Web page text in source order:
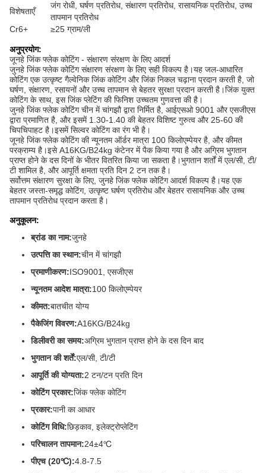
विशेषताएँ
जंग रोधी, घर्षण प्रतिरोध, संक्षारण प्रतिरोध, रासायनिक प्रतिरोध, उच्च
तापमान प्रतिरोध
Cr6+
≥25 ग्राम/ली
अनुप्रयोग:
जूनहे जिंक फ्लेक कोटिंग - संक्षारण संरक्षण के लिए आदर्श
जुनहे जिंक फ्लेक कोटिंग संक्षारण संरक्षण के लिए सही विकल्प है।यह जल-आधारित
कोटिंग एक उत्कृष्ट गैल्वेनिक जिंक कोटिंग और जिंक निकल चढ़ाना प्रदान करती है, जो
घर्षण, संक्षारण, रसायनों और उच्च तापमान से बेहतर सुरक्षा प्रदान करती है।जिंक युक्त
कोटिंग के साथ, इस जिंक प्लेटिंग की फिनिश उच्चतम गुणवत्ता की है।
जुनहे जिंक फ्लेक कोटिंग चीन में चांगझौ द्वारा निर्मित है, आईएसओ 9001 और एसजीएस
द्वारा प्रमाणित है, और इसमें 1.30-1.40 की बेहतर विशिष्ट गुरुत्व और 25-60 की
चिपचिपाहट है।इसमें सिल्वर कोटिंग का रंग भी है।
जूनहे जिंक फ्लेक कोटिंग की न्यूनतम ऑर्डर मात्रा 100 किलोएम्पेयर है, और कीमत
परक्राम्य है।इसे A16KG/B24kg कंटेनर में पैक किया गया है और अग्रिम भुगतान
प्राप्त होने के दस दिनों के भीतर वितरित किया जा सकता है।भुगतान शर्तों में एल/सी, टी/
टी शामिल है, और आपूर्ति क्षमता प्रति दिन 2 टन तक है।
सर्वोत्तम संक्षारण सुरक्षा के लिए, जुनहे जिंक फ्लेक कोटिंग आदर्श विकल्प है।यह एक
बेहतर जस्ता-समृद्ध कोटिंग, उत्कृष्ट घर्षण प्रतिरोध और बेहतर रासायनिक और उच्च
तापमान प्रतिरोध प्रदान करता है।
अनुकूलन:
ब्रांड का नाम:जुनहे
उत्पत्ति का स्थान:चीन में चांगझौ
प्रमाणीकरण:ISO9001, एसजीएस
न्यूनतम आदेश मात्रा:100 किलोएम्पेयर
कीमत:बातचीत योग्य
पैकेजिंग विवरण:A16KG/B24kg
डिलीवरी का समय:अग्रिम भुगतान प्राप्त होने के दस दिन बाद
भुगतान की शर्तें:एल/सी, टी/टी
आपूर्ति की योग्यता:2 टन/टन प्रति दिन
कोटिंग प्रकार:जिंक फ्लेक कोटिंग
प्रकार:पानी का आधार
कोटिंग विधि:छिड़काव, इलेक्ट्रोप्लेटिंग
परिचालन तापमान:24±4℃
पीएच (20℃):4.8-7.5